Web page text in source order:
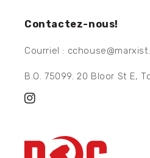
Contactez-nous!
Courriel :
B.O. 75099. 20 Bloor St E,
Instagram